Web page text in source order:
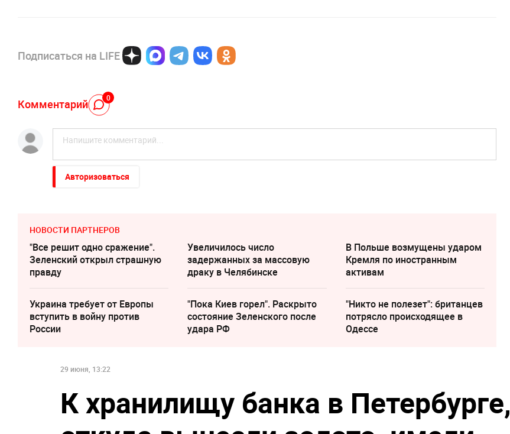
Подписаться на LIFE
Комментарий 0
Авторизоваться
НОВОСТИ ПАРТНЕРОВ
"Все решит одно сражение".
Зеленский открыл страшную
правду
Увеличилось число
задержанных за массовую
драку в Челябинске
В Польше возмущены ударом
Кремля по иностранным
активам
Украина требует от Европы
вступить в войну против
России
"Пока Киев горел". Раскрыто
состояние Зеленского после
удара РФ
"Никто не полезет": британцев
потрясло происходящее в
Одессе
29 июня, 13:22
К хранилищу банка в Петербурге,